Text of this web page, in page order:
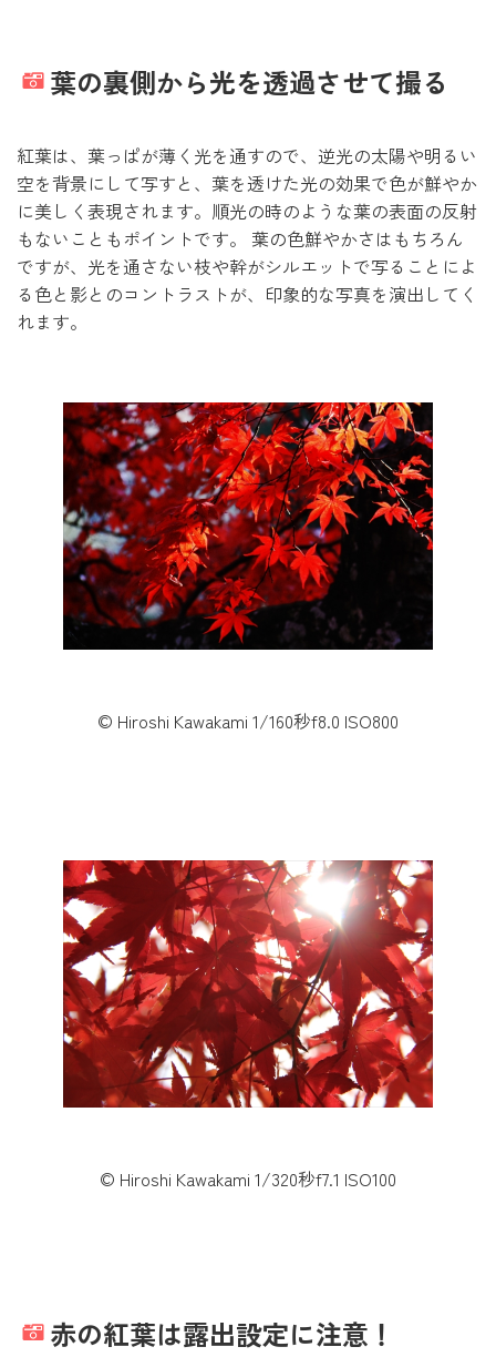
葉の裏側から光を透過させて撮る
紅葉は、葉っぱが薄く光を通すので、逆光の太陽や明るい
空を背景にして写すと、葉を透けた光の効果で色が鮮やか
に美しく表現されます。順光の時のような葉の表面の反射
もないこともポイントです。 葉の色鮮やかさはもちろん
ですが、光を通さない枝や幹がシルエットで写ることによ
る色と影とのコントラストが、印象的な写真を演出してく
れます。
© Hiroshi Kawakami 1/160秒f8.0 ISO800
© Hiroshi Kawakami 1/320秒f7.1 ISO100
赤の紅葉は露出設定に注意！